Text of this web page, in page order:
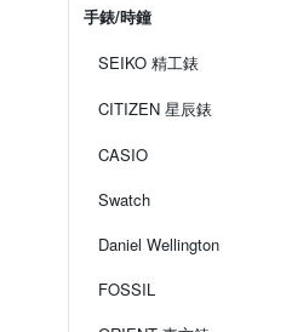
手錶/時鐘
SEIKO 精工錶
CITIZEN 星辰錶
CASIO
Swatch
Daniel Wellington
FOSSIL